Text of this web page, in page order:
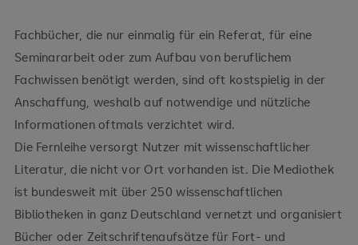
Fachbücher, die nur einmalig für ein Referat, für eine
Seminararbeit oder zum Aufbau von beruflichem
Fachwissen benötigt werden, sind oft kostspielig in der
Anschaffung, weshalb auf notwendige und nützliche
Informationen oftmals verzichtet wird.
Die Fernleihe versorgt Nutzer mit wissenschaftlicher
Literatur, die nicht vor Ort vorhanden ist. Die Mediothek
ist bundesweit mit über 250 wissenschaftlichen
Bibliotheken in ganz Deutschland vernetzt und organisiert
Bücher oder Zeitschriftenaufsätze für Fort- und